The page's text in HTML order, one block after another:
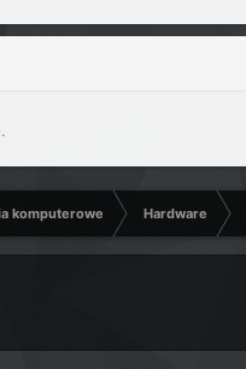
komputerowe Hardware